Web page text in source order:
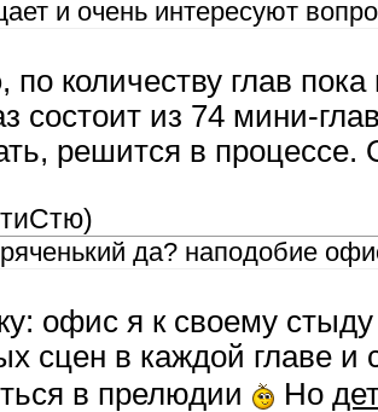
и очень интересуют
, по количеству глав
состоит из 74 мини-
решится в процессе.
)
да? наподобие
офис я к своему
сцен в каждой главе и
в прелюдии
Но